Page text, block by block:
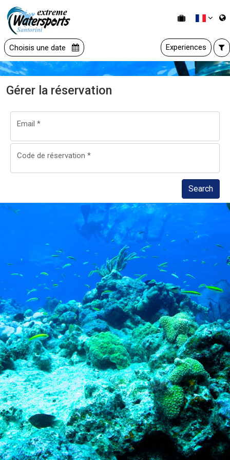
Choisis une date Experiences
Gérer la réservation
Email *
Code de réservation *
Search